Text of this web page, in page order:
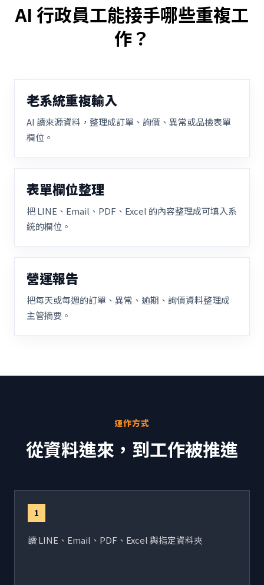
AI 行政員工能接手哪些重複工
作？
老系統重複輸入
AI 讀來源資料，整理成訂單、詢價、異常或品檢表單
欄位。
表單欄位整理
把 LINE、Email、PDF、Excel 的內容整理成可填入系
統的欄位。
營運報告
把每天或每週的訂單、異常、逾期、詢價資料整理成
主管摘要。
運作方式
從資料進來，到工作被推進
1
讀 LINE、Email、PDF、Excel 與指定資料夾